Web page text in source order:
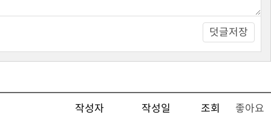
덧글저장
작성자 작성일 조회 좋아요